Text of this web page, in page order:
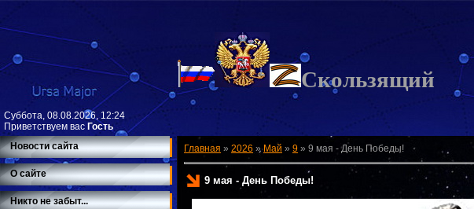
Суббота, 08.08.2026, 12:24
Приветствуем вас Гость
Скользящий
Новости сайта
О сайте
Никто не забыт...
Главная » 2026 » Май » 9 » 9 мая - День Победы!
9 мая - День Победы!